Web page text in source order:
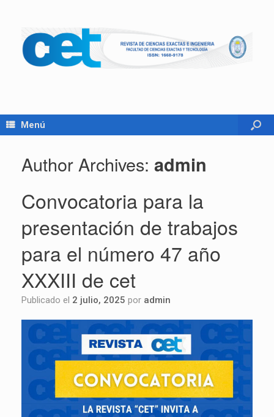
Menú
Author Archives: admin
Convocatoria para la
presentación de trabajos
para el número 47 año
XXXIII de cet
Publicado el 2 julio, 2025 por admin